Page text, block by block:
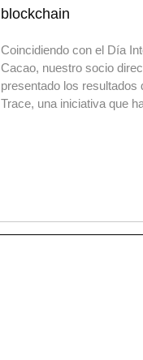
blockchain
Coincidiendo con el Día
Cacao, nuestro socio
presentado los resultados
Trace, una iniciativa que